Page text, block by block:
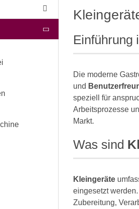
WARMHALTEGERÄTE
Einführung
Die moderne
und
speziell für
Arbeitsprozesse
Markt.
Was sind
Kleingeräte
eingesetzt
Zubereitung,